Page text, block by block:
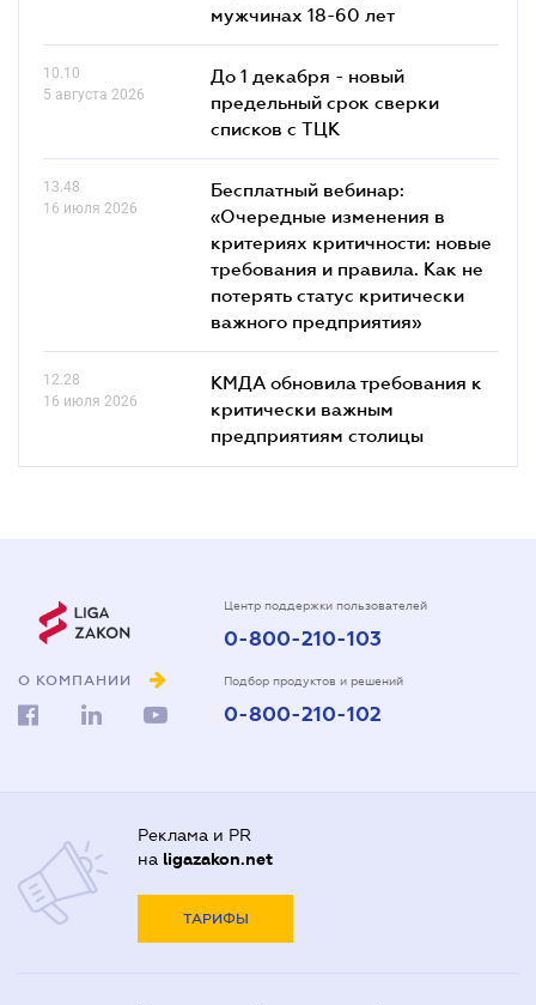
мужчинах 18-60 лет
10.10
5 августа 2026
До 1 декабря - новый
предельный срок сверки
списков c ТЦК
13.48
16 июля 2026
Бесплатный вебинар:
«Очередные изменения в
критериях критичности: новые
требования и правила. Как не
потерять статус критически
важного предприятия»
12.28
16 июля 2026
КМДА обновила требования к
критически важным
предприятиям столицы
О КОМПАНИИ
Центр поддержки пользователей
0-800-210-103
Подбор продуктов и решений
0-800-210-102
Реклама и PR
на ligazakon.net
ТАРИФЫ